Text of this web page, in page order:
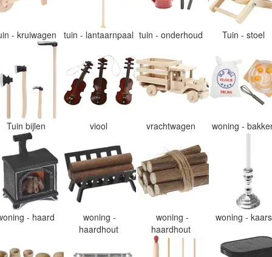
- kruiwagen tuin - lantaarnpaal tuin - onderhoud Tuin - stoel
Tuin bijlen viool vrachtwagen woning -
- haard
woning -
haardhout
woning -
haardhout
woning -